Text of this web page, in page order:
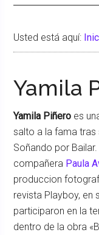
Usted está aquí:
Yamila
Yamila Piñero es
salto a la fama tras
Soñando por
compañera Paula
produccion
revista Playboy, en
participaron en la
dentro de la obra